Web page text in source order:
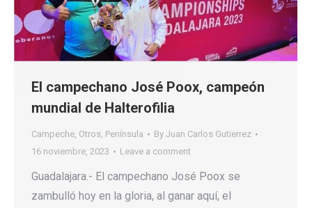
El campechano José Poox, campeón
mundial de Halterofilia
Campeche, Otros, Península By Juan Carlos Gutierrez
16 noviembre, 2023
Leave a comment
Guadalajara.- El campechano José Poox se
zambulló hoy en la gloria, al ganar aquí, el